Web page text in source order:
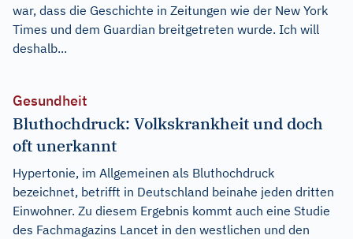
war, dass die Geschichte in Zeitungen wie der New York
Times und dem Guardian breitgetreten wurde. Ich will
deshalb...
Gesundheit
Bluthochdruck: Volkskrankheit und doch
oft unerkannt
Hypertonie, im Allgemeinen als Bluthochdruck
bezeichnet, betrifft in Deutschland beinahe jeden dritten
Einwohner. Zu diesem Ergebnis kommt auch eine Studie
des Fachmagazins Lancet in den westlichen und den